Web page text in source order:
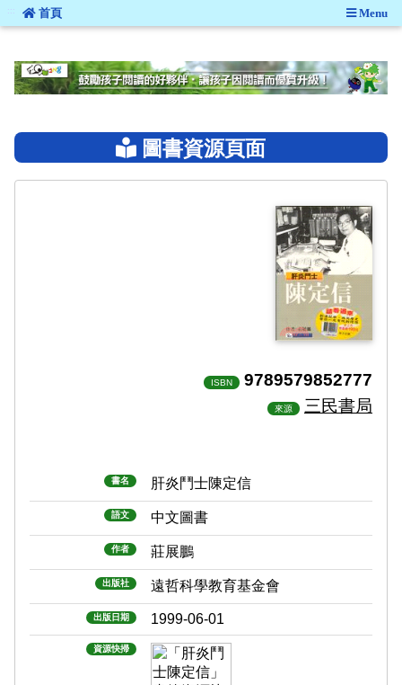
::: 首頁 Menu
圖書資源頁面
ISBN 9789579852777
來源 三民書局
書名 肝炎鬥士陳定信
語文 中文圖書
作者 莊展鵬
出版社 遠哲科學教育基金會
出版日期 1999-06-01
資源快掃